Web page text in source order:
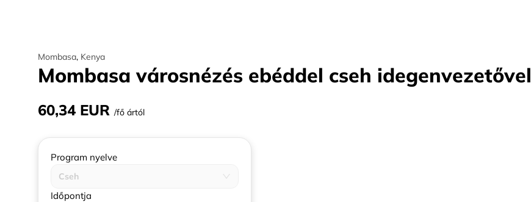
Mombasa, Kenya
Mombasa városnézés ebéddel cseh idegenvezetővel
60,34 EUR /fő ártól
Program nyelve
Cseh
Időpontja